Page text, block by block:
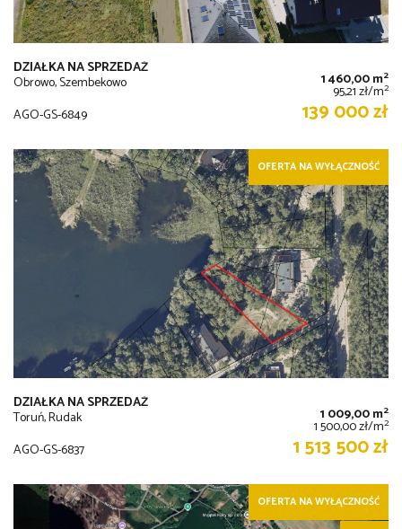
DZIAŁKA NA SPRZEDAŻ
Obrowo, Szembekowo 1 460,00 m2
95,21 zł/m2
AGO-GS-6849 139 000 zł
OFERTA NA WYŁĄCZNOŚĆ
DZIAŁKA NA SPRZEDAŻ
Toruń, Rudak 1 009,00 m2
1 500,00 zł/m2
AGO-GS-6837 1 513 500 zł
OFERTA NA WYŁĄCZNOŚĆ